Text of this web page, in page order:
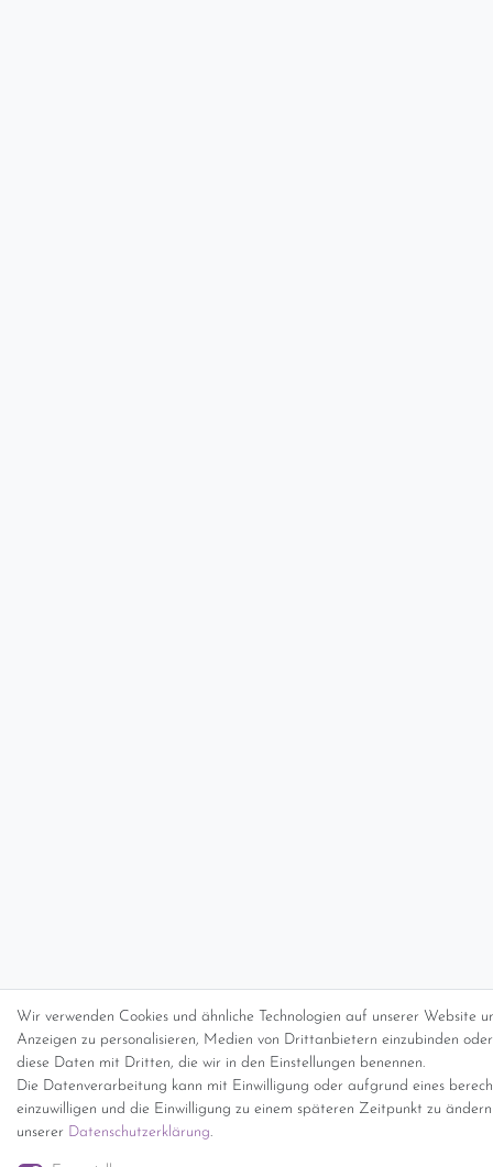
Wir verwenden Cookies und ähnliche Technologien auf unserer Website
Anzeigen zu personalisieren, Medien von Drittanbietern einzubinden
diese Daten mit Dritten, die wir in den Einstellungen benennen.
Die Datenverarbeitung kann mit Einwilligung oder aufgrund eines
einzuwilligen und die Einwilligung zu einem späteren Zeitpunkt zu
unserer Daten­schutz­erklärung.